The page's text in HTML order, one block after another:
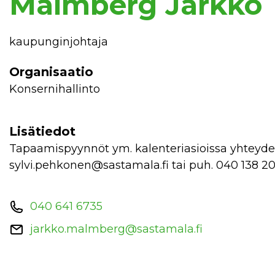
kaupunginjohtaja
Organisaatio
Konsernihallinto
Lisätiedot
Tapaamispyynnöt ym. kalenteriasioissa yhteydenotot johdon sihteeri Sylvi Pehkoseen,
sylvi.pehkonen@sastamala.fi tai puh. 040 138
040 641 6735
jarkko.malmberg@sastamala.fi